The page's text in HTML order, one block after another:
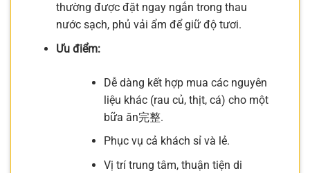
thường được đặt ngay ngắn trong thau
nước sạch, phủ vải ẩm để giữ độ tươi.
Ưu điểm:
Dễ dàng kết hợp mua các nguyên
liệu khác (rau củ, thịt, cá) cho một
bữa ăn完整.
Phục vụ cả khách sỉ và lẻ.
Vị trí trung tâm, thuận tiện di